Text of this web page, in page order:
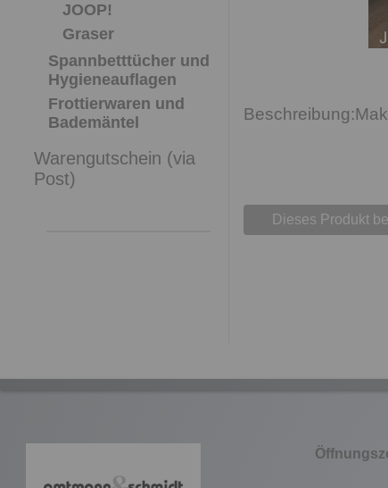
JOOP!
Graser
Spannbetttücher und
Hygieneauflagen
Frottierwaren und
Bademäntel
Warengutschein (via
Post)
Dieses Produkt